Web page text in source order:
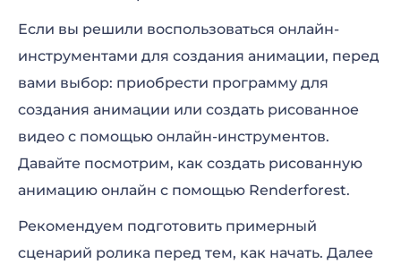
Если вы решили воспользоваться онлайн-
инструментами для создания анимации, перед
вами выбор: приобрести программу для
создания анимации или создать рисованное
видео с помощью онлайн-инструментов.
Давайте посмотрим, как создать рисованную
анимацию онлайн с помощью Renderforest.
Рекомендуем подготовить примерный
сценарий ролика перед тем, как начать. Далее